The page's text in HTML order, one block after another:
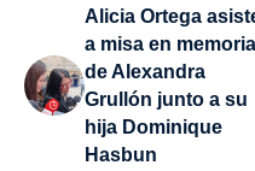
Alicia Ortega
a misa en memoria
de Alexandra
Grullón junto a su
hija Dominique
Hasbun